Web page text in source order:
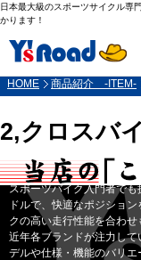
日本最大級のスポーツサイクル専
かります！
HOME 商品紹介 -ITEM-
2,クロスバ
スポーツバイク入門者で
ドルで、快適なポジショ
クの高い走行性能を合わ
近年各ブランドが注力し
デルや仕様・機能のバリ